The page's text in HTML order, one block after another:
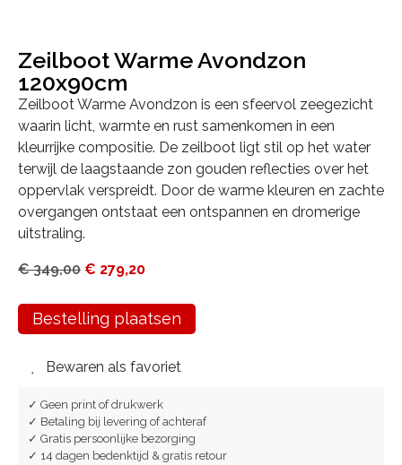
Zeilboot Warme Avondzon
120x90cm
Zeilboot Warme Avondzon is een sfeervol zeegezicht
waarin licht, warmte en rust samenkomen in een
kleurrijke compositie. De zeilboot ligt stil op het water
terwijl de laagstaande zon gouden reflecties over het
oppervlak verspreidt. Door de warme kleuren en zachte
overgangen ontstaat een ontspannen en dromerige
uitstraling.
€349,00 € 279,20
Bestelling plaatsen
Bewaren als favoriet
✓ Geen print of drukwerk
✓ Betaling bij levering of achteraf
✓ Gratis persoonlijke bezorging
✓ 14 dagen bedenktijd & gratis retour